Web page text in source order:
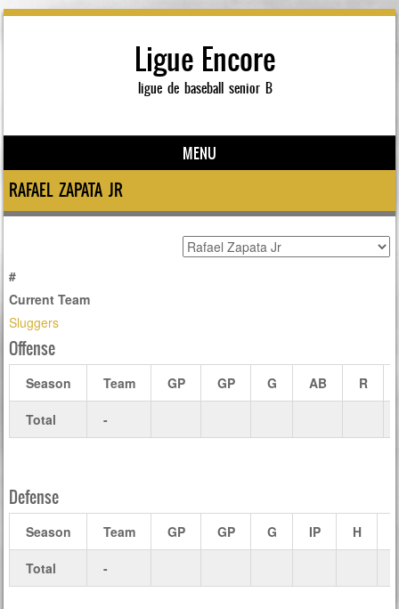
Ligue Encore
ligue de baseball senior B
MENU
Skip to content
RAFAEL ZAPATA JR
#
Current Team
Sluggers
Offense
Season Team GP GP G AB R
Total -
Defense
Season Team GP GP G IP H
Total -